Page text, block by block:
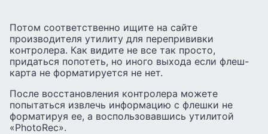
Потом соответственно ищите на сайте
производителя утилиту для перепрививки
контролера. Как видите не все так просто,
придаться попотеть, но иного выхода если флеш-
карта не форматируется не нет.
После восстановления контролера можете
попытаться извлечь информацию с флешки не
форматируя ее, а воспользовавшись утилитой
«PhotoRec».